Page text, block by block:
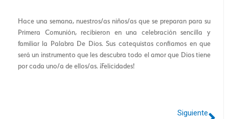
Hace una semana, nuestros/as niños/as que se preparan para su
Primera Comunión, recibieron en una celebración sencilla y
familiar la Palabra De Dios. Sus catequistas confiamos en que
será un instrumento que les descubra todo el amor que Dios tiene
por cada uno/a de ellos/as. ¡Felicidades!
Siguiente